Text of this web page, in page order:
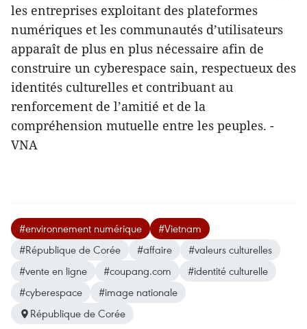
les entreprises exploitant des plateformes
numériques et les communautés d’utilisateurs
apparaît de plus en plus nécessaire afin de
construire un cyberespace sain, respectueux des
identités culturelles et contribuant au
renforcement de l’amitié et de la
compréhension mutuelle entre les peuples. -
VNA
#environnement numérique
#Vietnam
#République de Corée
#affaire
#valeurs culturelles
#vente en ligne
#coupang.com
#identité culturelle
#cyberespace
#image nationale
République de Corée